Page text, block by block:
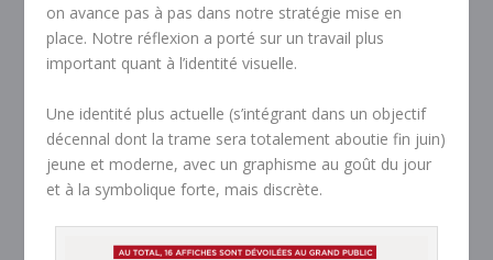
on avance pas à pas dans notre stratégie mise en
place. Notre réflexion a porté sur un travail plus
important quant à l’identité visuelle.
Une identité plus actuelle (s’intégrant dans un objectif
décennal dont la trame sera totalement aboutie fin juin)
jeune et moderne, avec un graphisme au goût du jour
et à la symbolique forte, mais discrète.